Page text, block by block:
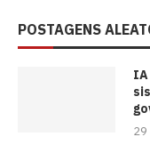
POSTAGENS
IA
29